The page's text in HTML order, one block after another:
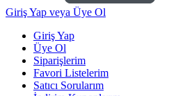
Giriş Yap veya Üye Ol
Giriş Yap
Üye Ol
Siparişlerim
Favori Listelerim
Satıcı Sorularım